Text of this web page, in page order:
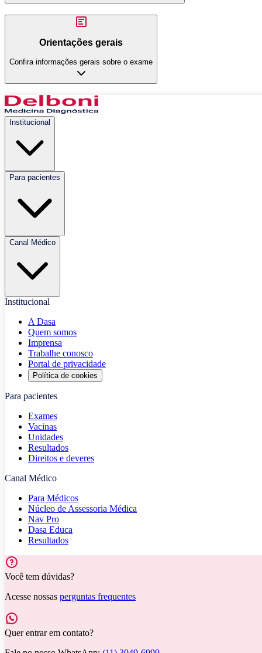
Orientações gerais
Confira informações gerais sobre o exame
Institucional
Para pacientes
Canal Médico
Institucional
A Dasa
Quem somos
Imprensa
Trabalhe conosco
Portal de privacidade
Política de cookies
Para pacientes
Exames
Vacinas
Unidades
Resultados
Direitos e deveres
Canal Médico
Para Médicos
Núcleo de Assessoria Médica
Nav Pro
Dasa Educa
Resultados
Você tem dúvidas?
Acesse nossas perguntas frequentes
Quer entrar em contato?